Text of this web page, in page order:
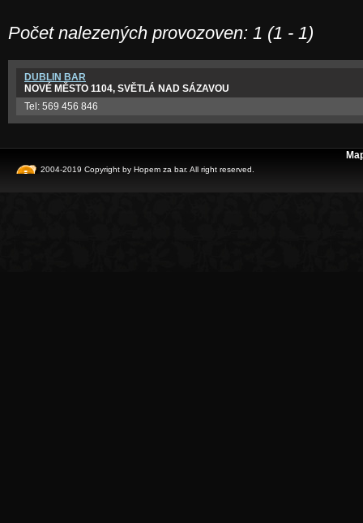
Počet nalezených provozoven: 1 (1 - 1)
DUBLIN BAR
NOVÉ MĚSTO 1104, SVĚTLÁ NAD SÁZAVOU
Tel: 569 456 846
2004-2019 Copyright by Hopem za bar. All right reserved.